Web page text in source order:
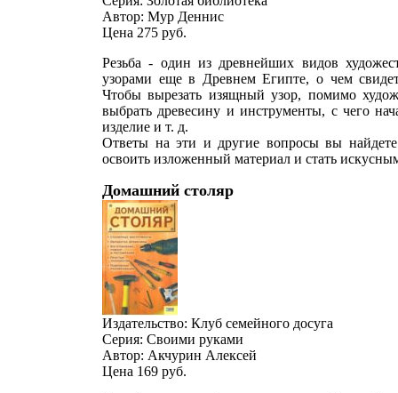
Автор: Мур Деннис
Цена 275 руб.
Резьба - один из древнейших видов
узорами еще в Древнем Египте, о чем
Чтобы вырезать изящный узор, помимо
выбрать древесину и инструменты, с чего
изделие и т. д.
Ответы на эти и другие вопросы вы
освоить изложенный материал и стать
Домашний столяр
Издательство: Клуб семейного досуга
Серия: Своими руками
Автор: Акчурин Алексей
Цена 169 руб.